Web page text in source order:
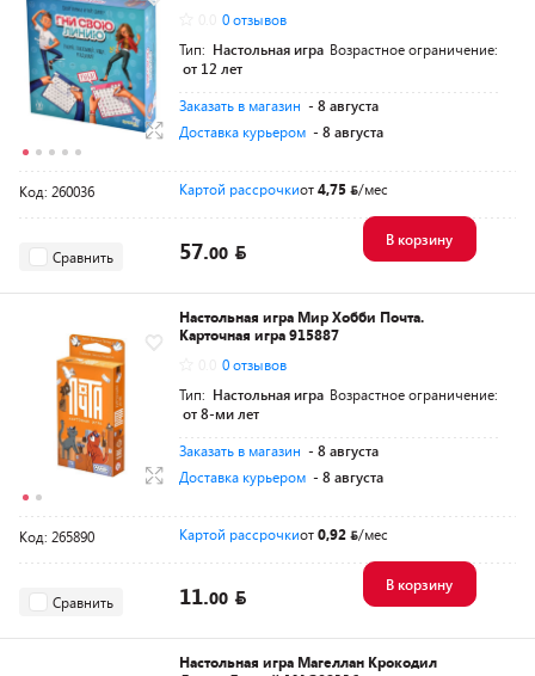
0 отзывов
Тип: Настольная игра Возрастное ограничение:
от 12 лет
Заказать в магазин - 8 августа
Доставка курьером - 8 августа
Код: 260036 Картой рассрочкиот4,75 /мес
Сравнить 57.00
В корзину
Настольная игра Мир Хобби Почта.
Карточная игра 915887
0 отзывов
Тип: Настольная игра Возрастное ограничение:
от 8-ми лет
Заказать в магазин - 8 августа
Доставка курьером - 8 августа
Код: 265890 Картой рассрочкиот0,92 /мес
Сравнить 11.00
В корзину
Настольная игра Магеллан Крокодил